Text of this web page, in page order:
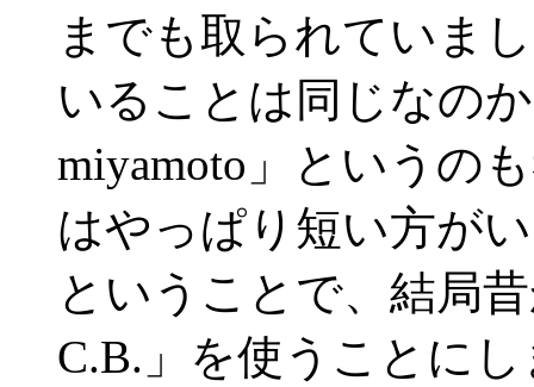
までも取られていま
いることは同じなの
miyamoto」というの
はやっぱり短い方が
ということで、結局
C.B.」を使うことに